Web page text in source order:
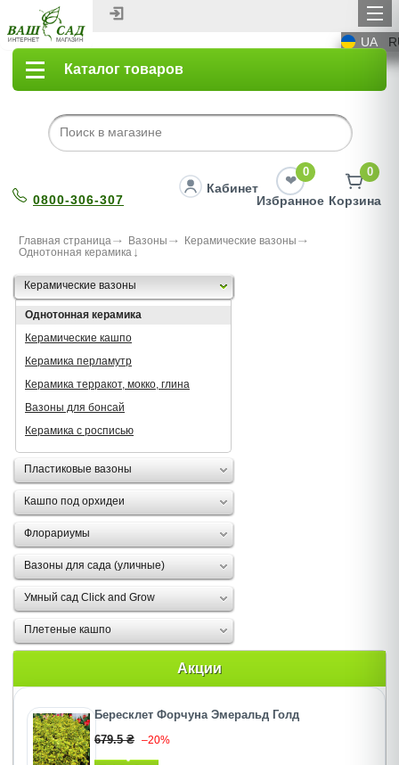
UA
Каталог товаров
0800-306-307
Кабинет
0
Избранное
0
Корзина
Главная страница Вазоны
Керамические вазоны
Однотонная керамика
Керамические вазоны
Однотонная керамика
Керамические кашпо
Керамика перламутр
Керамика терракот, мокко, глина
Вазоны для бонсай
Керамика с росписью
Пластиковые вазоны
Кашпо под орхидеи
Флорариумы
Вазоны для сада (уличные)
Умный сад Click and Grow
Плетеные кашпо
Акции
Бересклет Форчуна Эмеральд Голд
679.5 ₴ –20%